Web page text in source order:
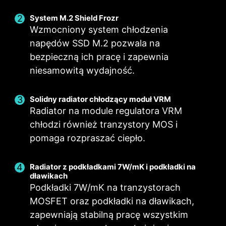
System M.2 Shield Frozr
Wzmocniony system chłodzenia
napędów SSD M.2 pozwala na
bezpieczną ich pracę i zapewnia
niesamowitą wydajność.
Solidny radiator chłodzący moduł VRM
Radiator na module regulatora VRM
chłodzi również tranzystory MOS i
pomaga rozpraszać ciepło.
Radiator z podkładkami 7W/mK i podkładki na
dławikach
Podkładki 7W/mK na tranzystorach
MOSFET oraz podkładki na dławikach,
zapewniają stabilną pracę wszystkim
ZŁĄCZA DO
PODŁĄCZENIA
ZŁĄCZA DO
PODŁĄCZENIA
Zapisz do 5 profili przystosowanych do różnych
schematów pracy komputera
Inteligentny wentylator
Pozwala na zmianę krzywej temperatury za
pomocą 4 punktów.
Ręczna regulacja ustawień
Postępuj zgodnie z zaleceniami aplikacji
Dostosuj ustawienia wentylatora zgodnie z
trybem wybranym w Scenariuszu użytkownika
Tryb BIOS-u